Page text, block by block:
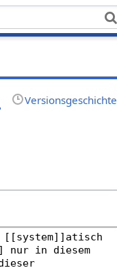
Versionsgeschichte